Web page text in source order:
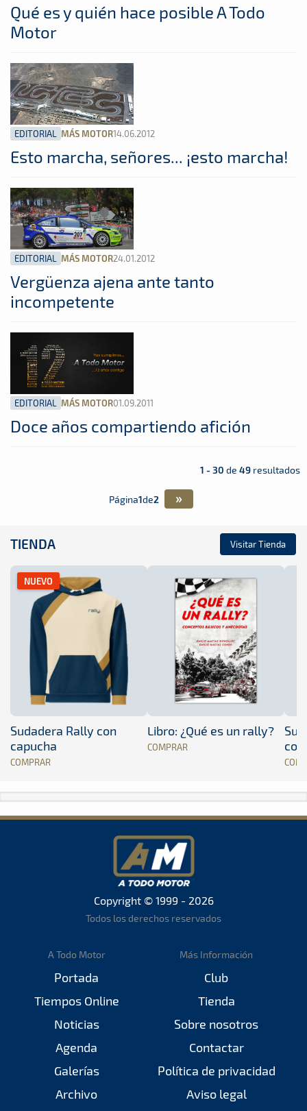
Qué es y quién hace posible A Todo
Motor
EDITORIAL MÁS MOTOR14.06.2012
Esto marcha, señores... ¡esto marcha!
EDITORIAL MÁS MOTOR24.01.2012
Vergüenza ajena ante tanto
incompetente
EDITORIAL MÁS MOTOR01.09.2011
Doce años compartiendo afición
1 - 30 de 49 resultados
Página1de2 »
TIENDA Visitar Tienda
NUEVO
Sudadera Rally con
capucha
COMPRAR
Libro: ¿Qué es un rally?
COMPRAR
Copyright © 1999 - 2026
Todos los derechos reservados
A Todo Motor
Portada
Tiempos Online
Noticias
Agenda
Galerías
Archivo
Más Información
Club
Tienda
Sobre nosotros
Contactar
Política de privacidad
Aviso legal